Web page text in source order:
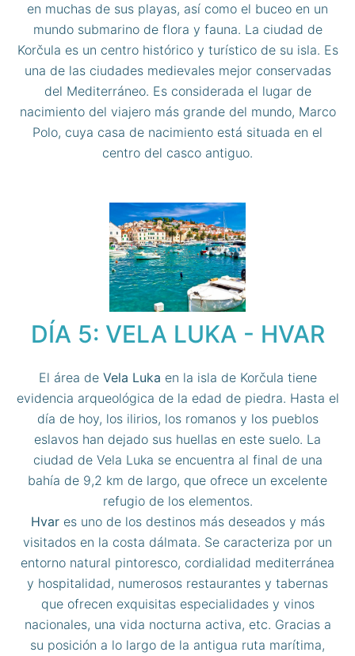
en muchas de sus playas, así como el buceo en un
mundo submarino de flora y fauna. La ciudad de
Korčula es un centro histórico y turístico de su isla. Es
una de las ciudades medievales mejor conservadas
del Mediterráneo. Es considerada el lugar de
nacimiento del viajero más grande del mundo, Marco
Polo, cuya casa de nacimiento está situada en el
centro del casco antiguo.
DÍA 5: VELA LUKA - HVAR
El área de Vela Luka en la isla de Korčula tiene
evidencia arqueológica de la edad de piedra. Hasta el
día de hoy, los ilirios, los romanos y los pueblos
eslavos han dejado sus huellas en este suelo. La
ciudad de Vela Luka se encuentra al final de una
bahía de 9,2 km de largo, que ofrece un excelente
refugio de los elementos.
Hvares uno de los destinos más deseados y más
visitados en la costa dálmata. Se caracteriza por un
entorno natural pintoresco, cordialidad mediterránea
y hospitalidad, numerosos restaurantes y tabernas
que ofrecen exquisitas especialidades y vinos
nacionales, una vida nocturna activa, etc. Gracias a
su posición a lo largo de la antigua ruta marítima,